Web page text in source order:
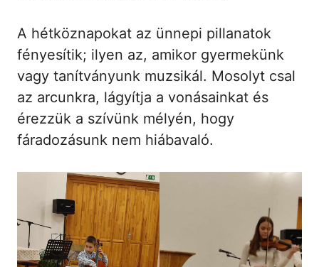
A hétköznapokat az ünnepi pillanatok
fényesítik; ilyen az, amikor gyermekünk
vagy tanítványunk muzsikál. Mosolyt csal
az arcunkra, lágyítja a vonásainkat és
érezzük a szívünk mélyén, hogy
fáradozásunk nem hiábavaló.